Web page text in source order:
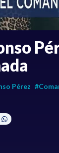
Pérez